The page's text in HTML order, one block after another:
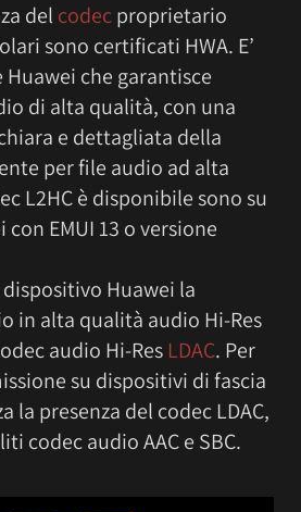
del codecproprietario
sono certificati HWA. E’
che garantisce
di alta qualità, con una
e dettagliata della
per file audio ad alta
L2HC è disponibile sono su
EMUI 13 o versione
Huawei la
in alta qualità audio Hi-Res
audio Hi-Res LDAC. Per
su dispositivi di fascia
la presenza del codec LDAC,
codec audio AAC e SBC.